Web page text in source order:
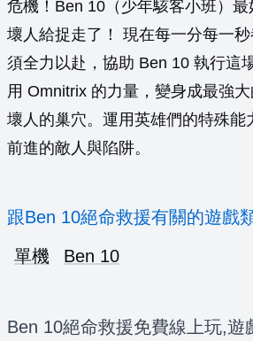
危機！Ben 10（少年駭客小班）
壞人給捉走了！ 現在每一分每一
須全力以赴，協助 Ben 10 執行這
用 Omnitrix 的力量，變身成最強
壞人的巢穴。運用英雄們的特殊能
前進的敵人與陷阱。
跟Ben 10絕命救援有關的遊戲
單機
Ben 10
Ben 10絕命救援免費線上玩,遊